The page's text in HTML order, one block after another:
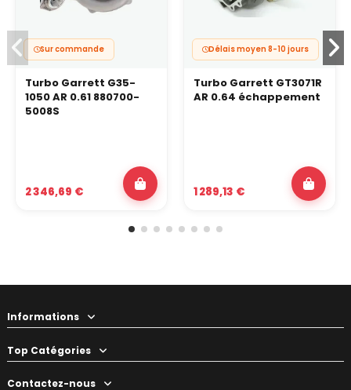
Sur commande
Turbo Garrett G35-
1050 AR 0.61 880700-
5008S
2 346,69 €
Délais moyen 8-10 jours
Turbo Garrett GT3071R
AR 0.64 échappement
1 289,13 €
Informations
Top Catégories
Contactez-nous